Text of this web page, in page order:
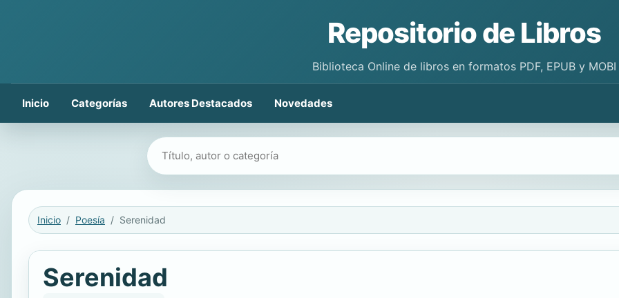
Repositorio de Libros
Biblioteca Online de libros en formatos PDF, EPUB y MOBI
Inicio Categorías Autores Destacados Novedades
Buscar libros
Inicio Poesía Serenidad
Serenidad